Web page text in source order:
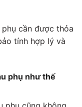
cần được thỏa
tính hợp lý và
phụ như thế